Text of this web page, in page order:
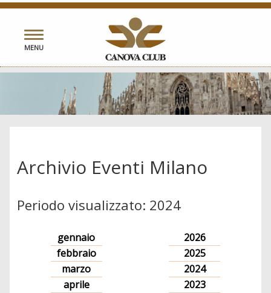
Toggle
navigation
MENU
Archivio Eventi Milano
Periodo visualizzato: 2024
gennaio
febbraio
marzo
aprile
2026
2025
2024
2023